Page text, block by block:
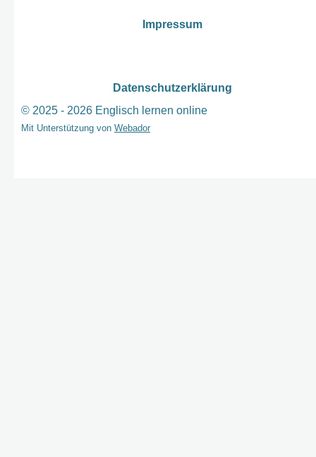
Impressum
Datenschutzerklärung
© 2025 - 2026 Englisch lernen online
Mit Unterstützung von Webador